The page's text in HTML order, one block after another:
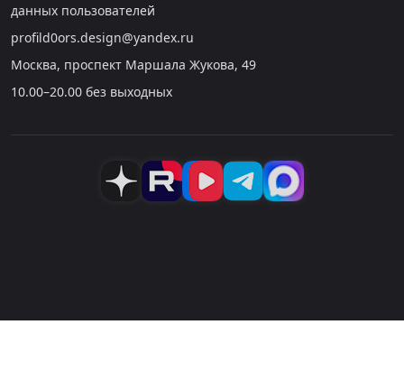
данных пользователей
profild0ors.design@yandex.ru
Москва, проспект Маршала Жукова, 49
10.00–20.00 без выходных